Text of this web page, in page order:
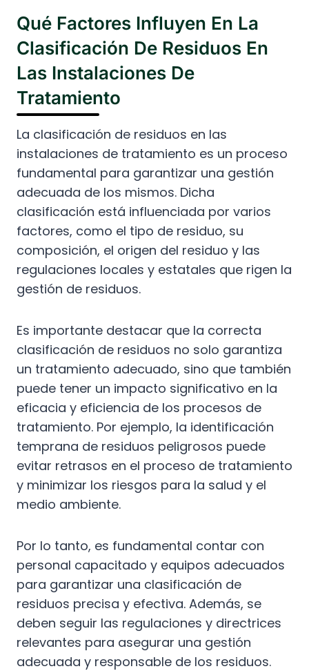
Qué Factores Influyen En La
Clasificación De Residuos En
Las Instalaciones De
Tratamiento
La clasificación de residuos en las
instalaciones de tratamiento es un proceso
fundamental para garantizar una gestión
adecuada de los mismos. Dicha
clasificación está influenciada por varios
factores, como el tipo de residuo, su
composición, el origen del residuo y las
regulaciones locales y estatales que rigen la
gestión de residuos.
Es importante destacar que la correcta
clasificación de residuos no solo garantiza
un tratamiento adecuado, sino que también
puede tener un impacto significativo en la
eficacia y eficiencia de los procesos de
tratamiento. Por ejemplo, la identificación
temprana de residuos peligrosos puede
evitar retrasos en el proceso de tratamiento
y minimizar los riesgos para la salud y el
medio ambiente.
Por lo tanto, es fundamental contar con
personal capacitado y equipos adecuados
para garantizar una clasificación de
residuos precisa y efectiva. Además, se
deben seguir las regulaciones y directrices
relevantes para asegurar una gestión
adecuada y responsable de los residuos.